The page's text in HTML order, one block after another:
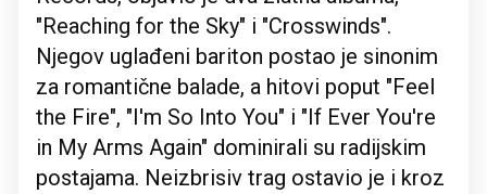
"Reaching for the Sky" i "Crosswinds".
Njegov uglađeni bariton postao je sinonim
za romantične balade, a hitovi poput "Feel
the Fire", "I'm So Into You" i "If Ever You're
in My Arms Again" dominirali su radijskim
postajama. Neizbrisiv trag ostavio je i kroz